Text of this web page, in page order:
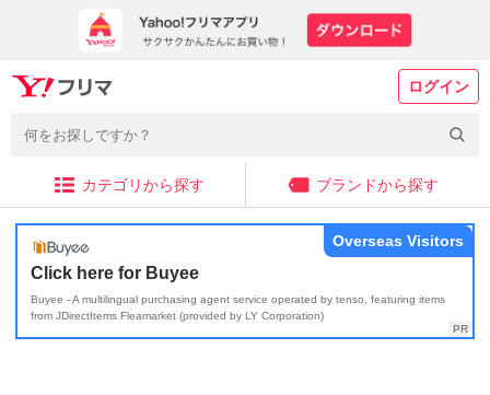
ログイン
カテゴリから探す ブランドから探す
Click here for Buyee
Buyee - A multilingual purchasing agent service operated by tenso, featuring items
from JDirectItems Fleamarket (provided by LY Corporation)
Overseas Visitors